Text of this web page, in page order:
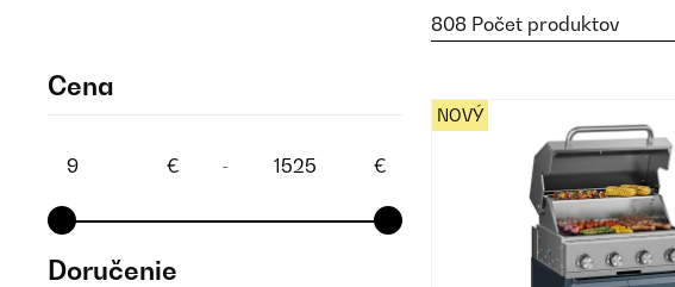
Cena
€ - €
Doručenie
808 Počet produktov
NOVÝ